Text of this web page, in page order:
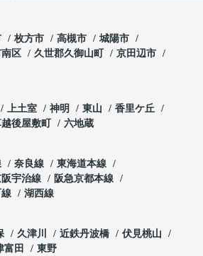
枚方市 高槻市
城陽市
区 久世郡久御山町
京田辺市
上土室 神明 東山
香里ケ丘
後屋敷町 六地蔵
奈良線
東海道本線
宇治線
阪急京都本線
湖西線
久津川 近鉄丹波橋
伏見桃山
富田 東野